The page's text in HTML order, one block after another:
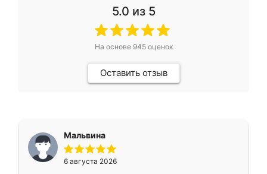
5.0 из 5
На основе 945оценок
Оставить отзыв
Мальвина
6 августа 2026